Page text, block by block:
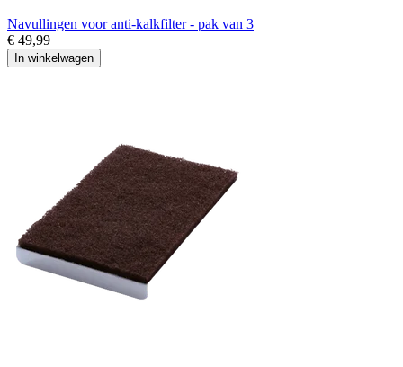
Navullingen voor anti-kalkfilter - pak van 3
€ 49,99
In winkelwagen